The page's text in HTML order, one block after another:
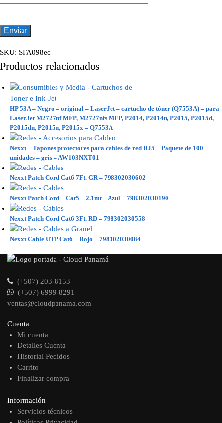
SKU: SFA098ec
Productos relacionados
HP 53A – Negro – original – LaserJet – cartucho de tóner (Q7553A) – para
LaserJet M2727nf MFP, M2727nfs MFP, P2014, P2014n, P2015, P2015d,
P2015dn, P2015n, P2015x – Q7553A
Nexxt – Tapones protectores para cables de red RJ5 – Paquete de 100
unidades – gris – AW103NXT01
Nexxt Patch Cord Cat6 7Ft. GR – 798302030602
Nexxt Patch Cord – Cat5 – 2.1mt – Azul – 798302030190
Nexxt Patch Cord Cat6 3Ft. RD – 798302030558
Nexxt Cable UTP Cat6 – Rojo – 798302030084
(+507) 203-8153
(+507) 6999-8291
ventas@cloudpanama.com
Cuenta
Mi cuenta
Detalles Cuenta
Historial Pedidos
Carrito
Finalizar compra
Información
Servicios técnicos